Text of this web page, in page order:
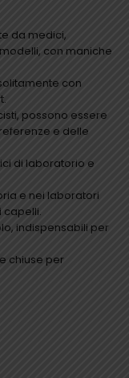
da medici,
con maniche
con
possono essere
e delle
di laboratorio e
e nei laboratori
capelli.
indispensabili per
chiuse per